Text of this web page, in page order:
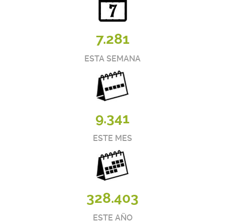
7.281
ESTA SEMANA
9.341
ESTE MES
328.403
ESTE AÑO